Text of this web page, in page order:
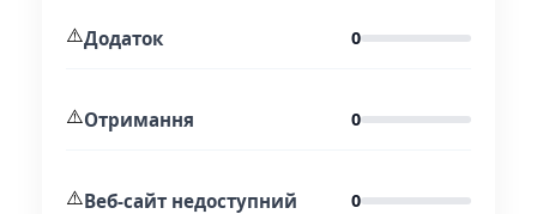
⚠️Додаток 0
⚠️Отримання 0
⚠️Веб-сайт недоступний 0